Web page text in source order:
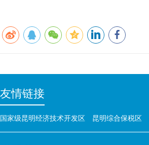
友情链接
国家级昆明经济技术开发区 昆明综合保税区